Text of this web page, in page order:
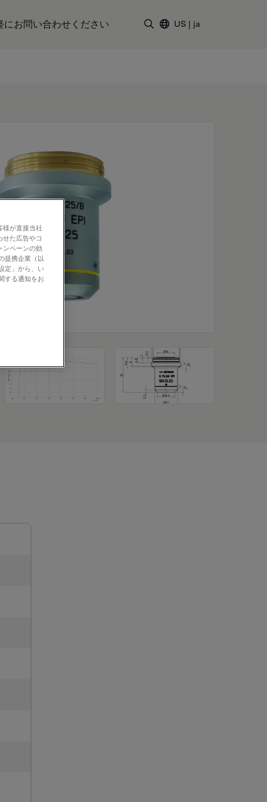
にお問い合わせください US | ja
様が直接当社
た広告やコ
ンペーンの効
提携企業（以
定」から、い
する通知をお